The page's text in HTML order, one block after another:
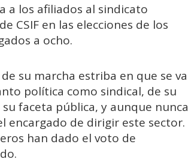
a los afiliados al sindicato
CSIF en las elecciones de los
a ocho.
su marcha estriba en que se va
política como sindical, de su
faceta pública, y aunque nunca
encargado de dirigir este sector.
han dado el voto de